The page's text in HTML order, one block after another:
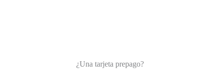
¿Una tarjeta prepago?